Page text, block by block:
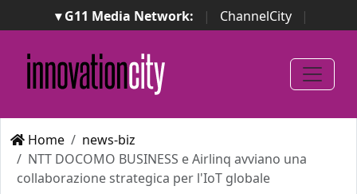
▾ G11 Media Network: | ChannelCity
|
ImpresaCity | SecurityOpenLab | Italian Channel
Awards
Italian Project Awards
Italian Security
Awards
Home
news-biz
NTT DOCOMO BUSINESS e Airlinq avviano una
collaborazione strategica per l'IoT globale